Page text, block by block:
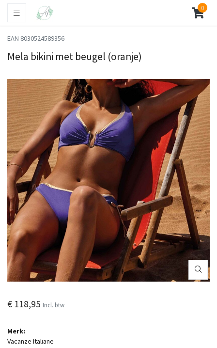
0
EAN 8030524589356
Mela bikini met beugel (oranje)
€ 118,95 Incl. btw
Merk:
Vacanze Italiane